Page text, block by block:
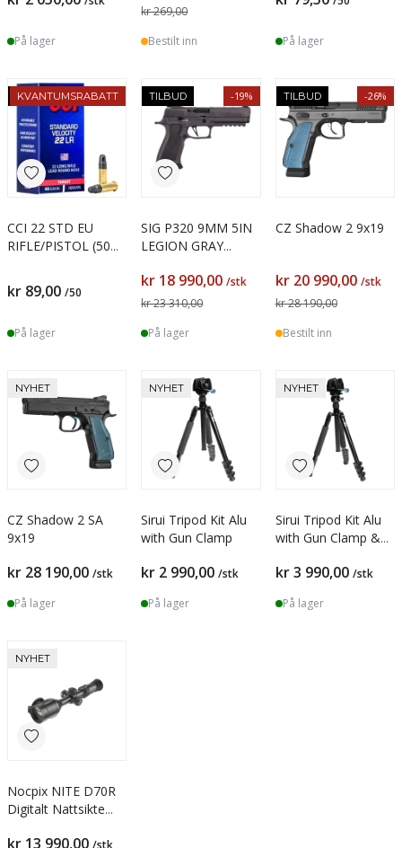
På lager
kr 269,00
Bestilt inn
På lager
TILBUD
KVANTUMSRABATT
CCI 22 STD EU
RIFLE/PISTOL (50
kr 89,00 /50
På lager
TILBUD -19%
SIG P320 9MM 5IN
LEGION GRAY
FRONT W/ R2
kr 18 990,00 /stk
kr 23 310,00
På lager
TILBUD -26%
CZ Shadow 2 9x19
kr 20 990,00 /stk
kr 28 190,00
Bestilt inn
NYHET
CZ Shadow 2 SA
9x19
kr 28 190,00 /stk
På lager
NYHET
Sirui Tripod Kit Alu
with Gun Clamp
kr 2 990,00 /stk
På lager
NYHET
Sirui Tripod Kit Alu
with Gun Clamp &
kr 3 990,00 /stk
På lager
NYHET
Nocpix NITE D70R
Digitalt Nattsikte
kr 13 990,00 /stk